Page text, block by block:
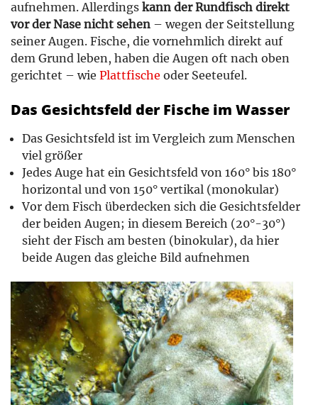
aufnehmen. Allerdings kann der Rundfisch direkt
vor der Nase nicht sehen – wegen der Seitstellung
seiner Augen. Fische, die vornehmlich direkt auf
dem Grund leben, haben die Augen oft nach oben
gerichtet – wie Plattfische oder Seeteufel.
Das Gesichtsfeld der Fische im Wasser
Das Gesichtsfeld ist im Vergleich zum Menschen
viel größer
Jedes Auge hat ein Gesichtsfeld von 160° bis 180°
horizontal und von 150° vertikal (monokular)
Vor dem Fisch überdecken sich die Gesichtsfelder
der beiden Augen; in diesem Bereich (20°-30°)
sieht der Fisch am besten (binokular), da hier
beide Augen das gleiche Bild aufnehmen